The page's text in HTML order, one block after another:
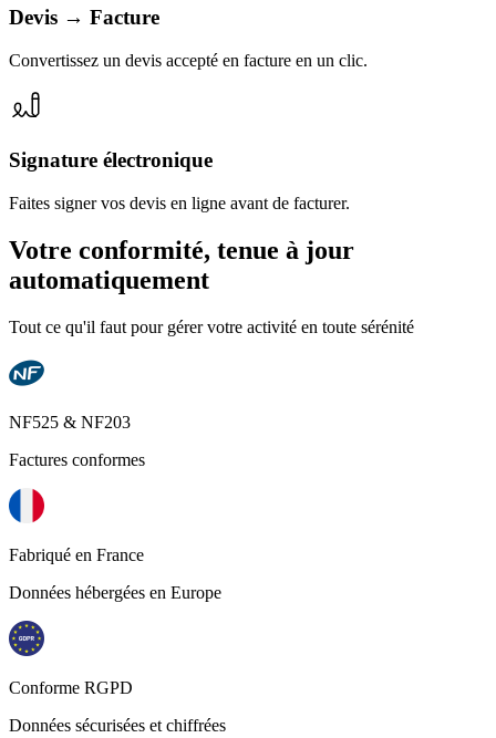
Devis → Facture
Convertissez un devis accepté en facture en un clic.
Signature électronique
Faites signer vos devis en ligne avant de facturer.
Votre conformité, tenue à jour
automatiquement
Tout ce qu'il faut pour gérer votre activité en toute sérénité
NF525 & NF203
Factures conformes
Fabriqué en France
Données hébergées en Europe
Conforme RGPD
Données sécurisées et chiffrées